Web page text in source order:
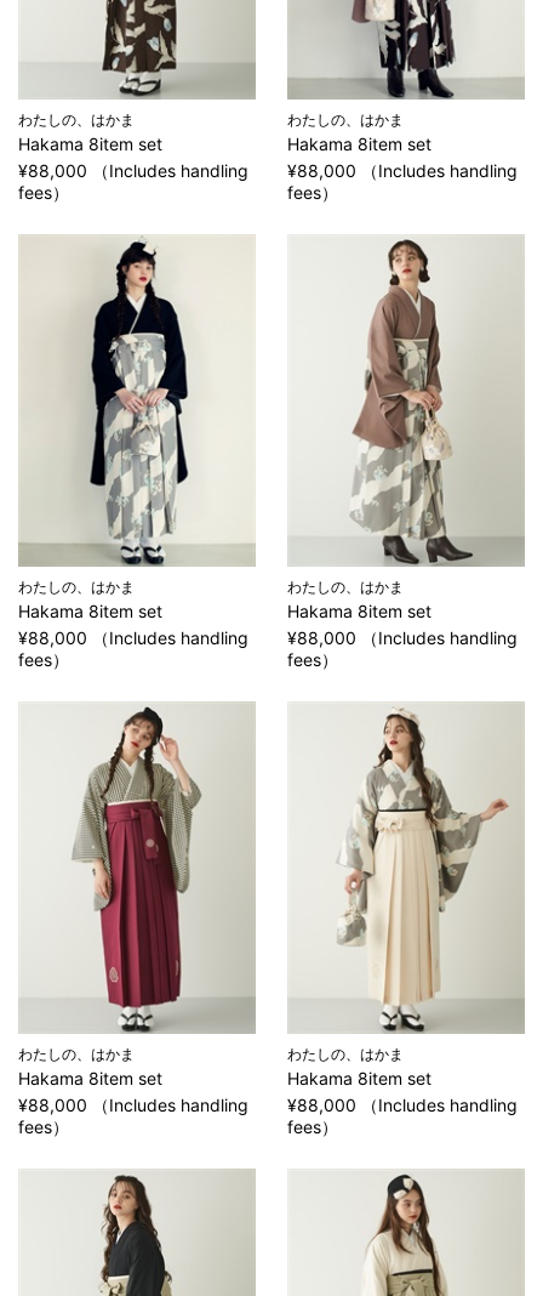
わたしの、はかま
Hakama 8item set
¥88,000 （Includes handling
fees）
わたしの、はかま
Hakama 8item set
¥88,000 （Includes handling
fees）
わたしの、はかま
Hakama 8item set
¥88,000 （Includes handling
fees）
わたしの、はかま
Hakama 8item set
¥88,000 （Includes handling
fees）
わたしの、はかま
Hakama 8item set
¥88,000 （Includes handling
fees）
わたしの、はかま
Hakama 8item set
¥88,000 （Includes handling
fees）